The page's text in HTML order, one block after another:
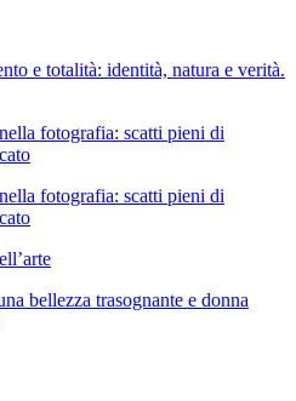
e totalità: identità, natura e verità.
fotografia: scatti pieni di
fotografia: scatti pieni di
bellezza trasognante e donna